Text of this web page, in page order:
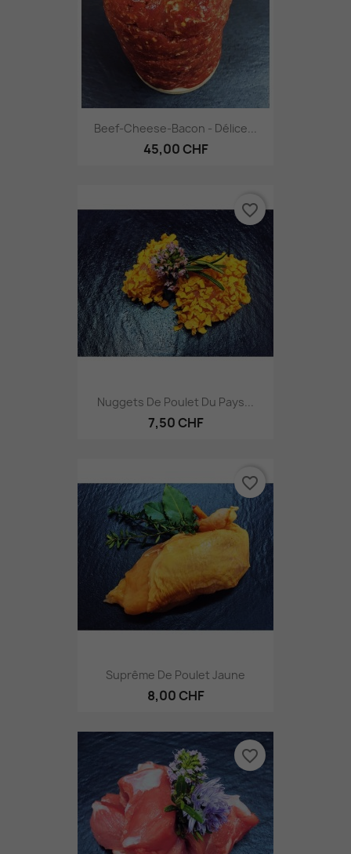
Beef-Cheese-Bacon - Délice...
45,00 CHF
Nuggets De Poulet Du Pays...
7,50 CHF
favorite_border
Suprême De Poulet Jaune
8,00 CHF
favorite_border
favorite_border